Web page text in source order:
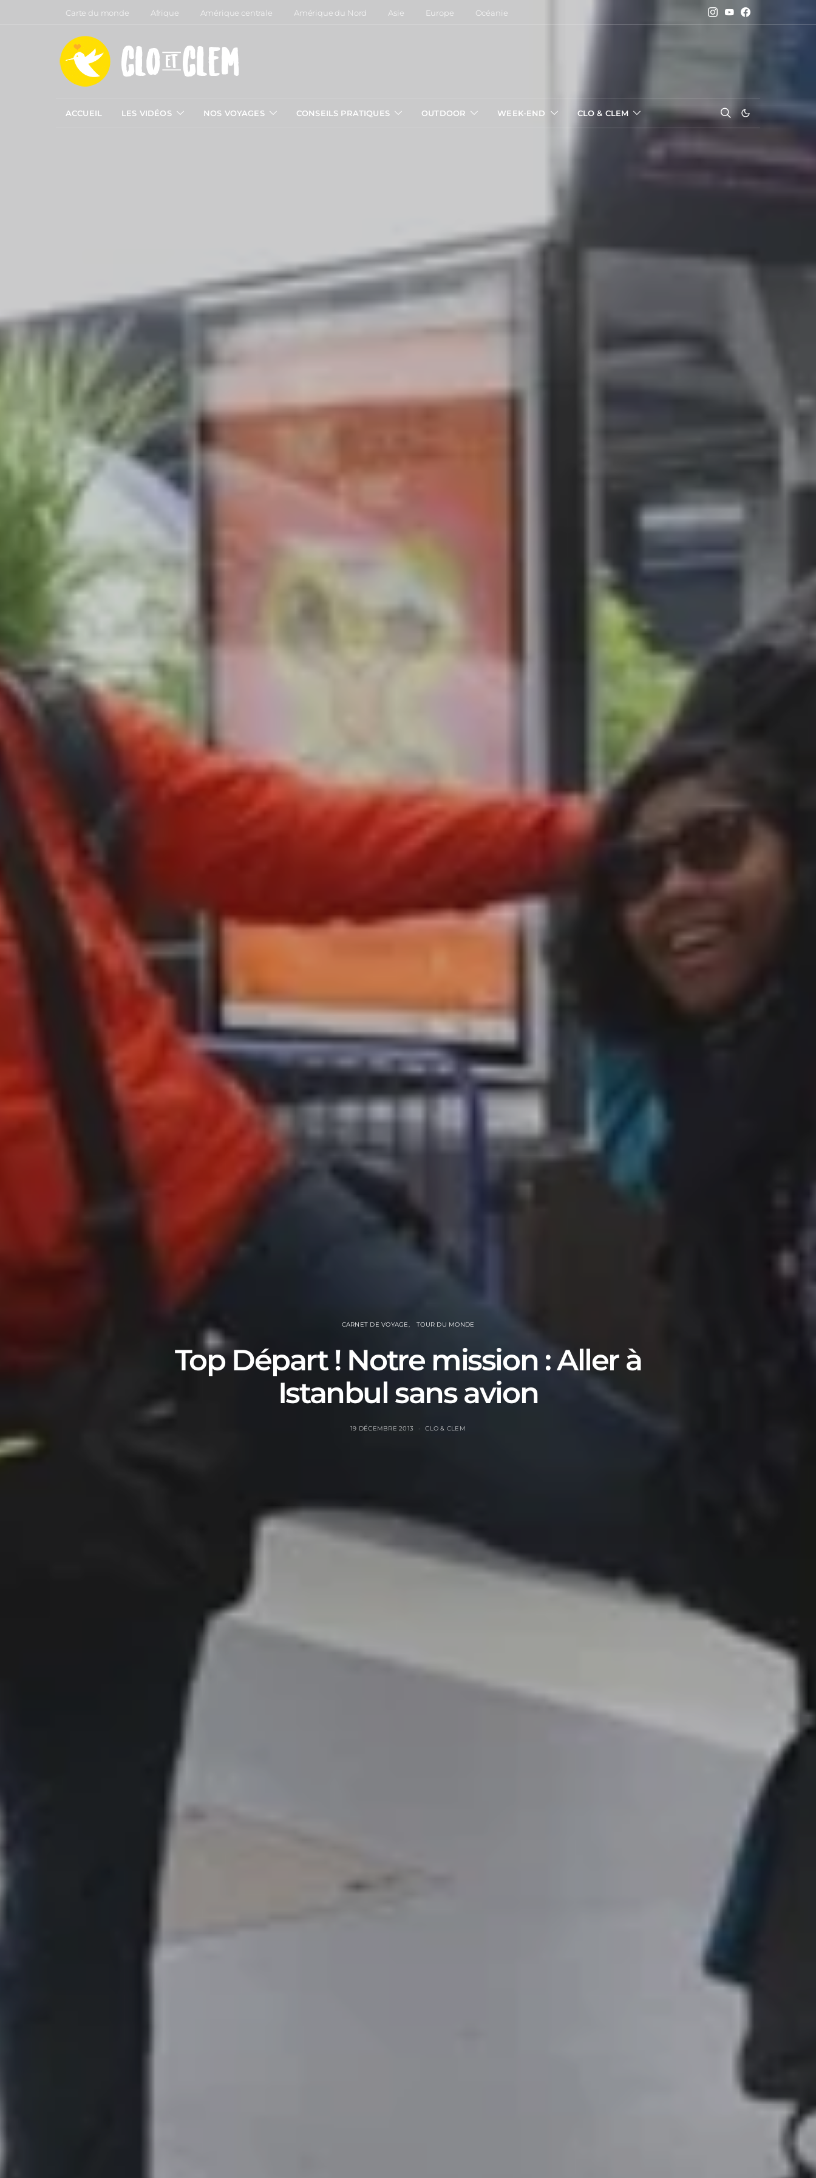
Carte du monde Afrique Amérique centrale Amérique du Nord Asie Europe Océanie
ACCUEIL LES VIDÉOS NOS VOYAGES CONSEILS PRATIQUES OUTDOOR WEEK-END CLO & CLEM
CARNET DE VOYAGE TOUR DU MONDE
Top Départ ! Notre mission : Aller à
Istanbul sans avion
19 DÉCEMBRE 2013 CLO & CLEM